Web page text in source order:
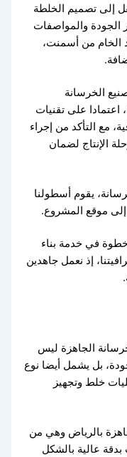
إلى تصميم الخلطة
الجودة والمواصفات
الخام من أسمنت،
الخرسانة
على تقنيات
مع التأكد من إجراء
الإنتاج لضمان
يقوم أسطولنا
موقع المشروع.
في خدمة بناء
إذ نعمل جاهدين
الجاهزة ليس
بل يشمل أيضا نوع
خلط وتجهيز
بالرياض وهي من
عالية بالشكل